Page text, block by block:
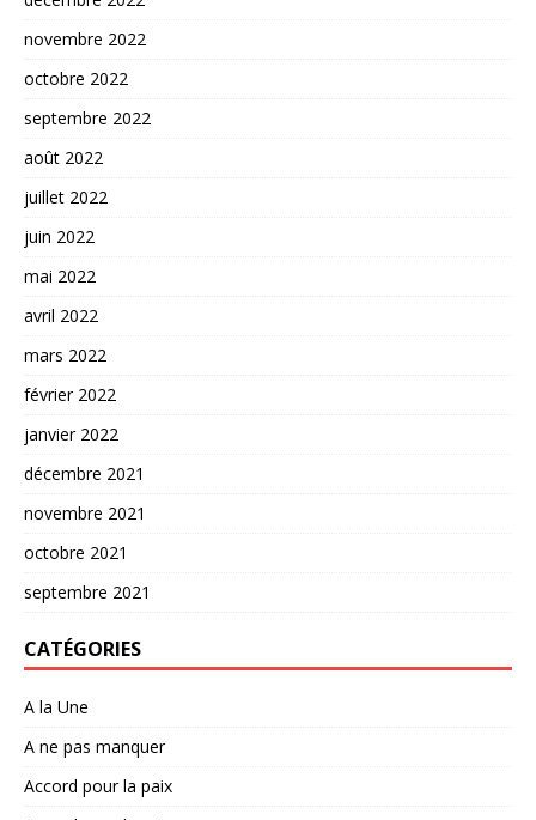
novembre 2022
octobre 2022
septembre 2022
août 2022
juillet 2022
juin 2022
mai 2022
avril 2022
mars 2022
février 2022
janvier 2022
décembre 2021
novembre 2021
octobre 2021
septembre 2021
CATÉGORIES
A la Une
A ne pas manquer
Accord pour la paix